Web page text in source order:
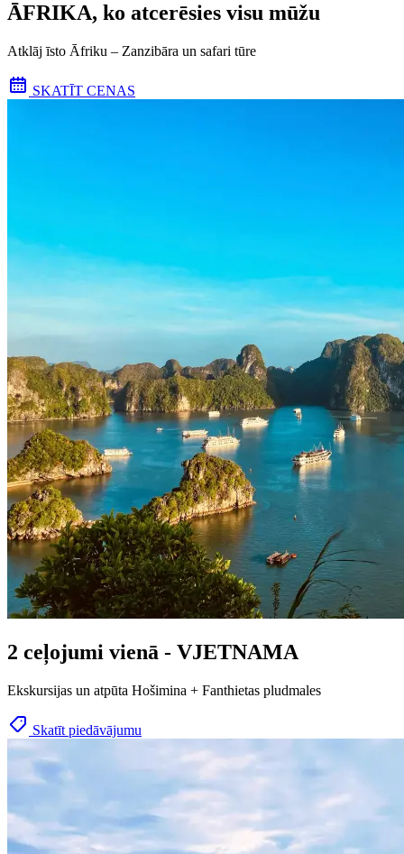
ĀFRIKA, ko atcerēsies visu mūžu
Atklāj īsto Āfriku – Zanzibāra un safari tūre
SKATĪT CENAS
2 ceļojumi vienā - VJETNAMA
Ekskursijas un atpūta Hošimina + Fanthietas pludmales
Skatīt piedāvājumu